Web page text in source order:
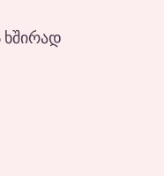
ხშირად